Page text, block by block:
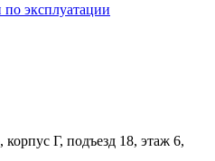
эксплуатации
Г, подъезд 18, этаж 6,